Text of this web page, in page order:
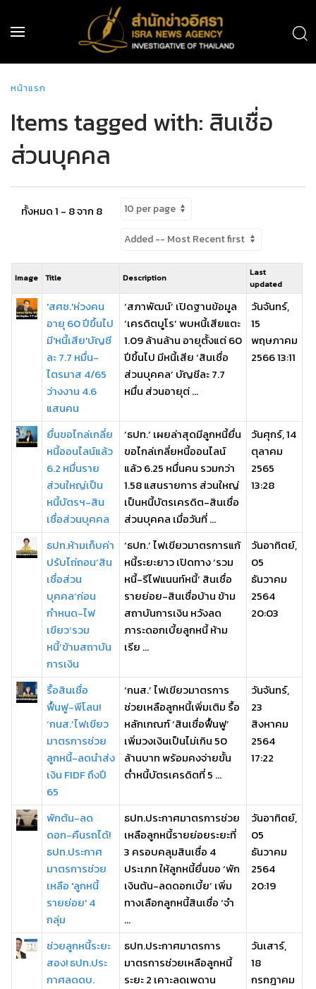
หน้าแรก
Items tagged with: สินเชื่อ
ส่วนบุคคล
ทั้งหมด 1 - 8 จาก 8
Image Title Description
Last
updated
'สศช.'ห่วงคน
อายุ 60 ปีขึ้นไป
มี'หนี้เสีย'บัญชี
ละ 7.7 หมื่น-
ไตรมาส 4/65
ว่างงาน 4.6
แสนคน
‘สภาพัฒน์’ เปิดฐานข้อมูล
‘เครดิตบูโร’ พบหนี้เสียแตะ
1.09 ล้านล้าน อายุตั้งแต่ 60
ปีขึ้นไป มีหนี้เสีย ‘สินเชื่อ
ส่วนบุคคล’ บัญชีละ 7.7
หมื่น ส่วนอายุต่ ...
วันจันทร์,
15
พฤษภาคม
2566 13:11
ยื่นขอไกล่เกลี่ย
หนี้ออนไลน์แล้ว
6.2 หมื่นราย
ส่วนใหญ่เป็น
หนี้บัตรฯ-สิน
เชื่อส่วนบุคคล
‘ธปท.’ เผยล่าสุดมีลูกหนี้ยื่น
ขอไกล่เกลี่ยหนี้ออนไลน์
แล้ว 6.25 หมื่นคน รวมกว่า
1.58 แสนรายการ ส่วนใหญ่
เป็นหนี้บัตรเครดิต-สินเชื่อ
ส่วนบุคคล เมื่อวันที่ ...
วันศุกร์, 14
ตุลาคม
2565
13:28
ธปท.ห้ามเก็บค่า
ปรับไถ่ถอน‘สิน
เชื่อส่วน
บุคคล’ก่อน
กำหนด-ไฟ
เขียว‘รวม
หนี้’ข้ามสถาบัน
การเงิน
‘ธปท.’ ไฟเขียวมาตรการแก้
หนี้ระยะยาว เปิดทาง ‘รวม
หนี้-รีไฟแนนท์หนี้’ สินเชื่อ
รายย่อย-สินเชื่อบ้าน ข้าม
สถาบันการเงิน หวังลด
ภาระดอกเบี้ยลูกหนี้ ห้าม
เรีย ...
วันอาทิตย์,
05
ธันวาคม
2564
20:03
รื้อสินเชื่อ
ฟื้นฟู-พีโลน!
‘กนส.’ไฟเขียว
มาตรการช่วย
ลูกหนี้-ลดนำส่ง
เงิน FIDF ถึงปี
65
‘กนส.’ ไฟเขียวมาตรการ
ช่วยเหลือลูกหนี้เพิ่มเติม รื้อ
หลักเกณฑ์ ‘สินเชื่อฟื้นฟู’
เพิ่มวงเงินเป็นไม่เกิน 50
ล้านบาท พร้อมคงจ่ายขั้น
ต่ำหนี้บัตรเครดิตที่ 5 ...
วันจันทร์,
23
สิงหาคม
2564
17:22
พักต้น-ลด
ดอก-คืนรถได้!
ธปท.ประกาศ
มาตรการช่วย
เหลือ 'ลูกหนี้
รายย่อย' 4
กลุ่ม
ธปท.ประกาศมาตรการช่วย
เหลือลูกหนี้รายย่อยระยะที่
3 ครอบคลุมสินเชื่อ 4
ประเภท ให้ลูกหนี้ยื่นขอ ‘พัก
เงินต้น-ลดดอกเบี้ย’ เพิ่ม
ทางเลือกลูกหนี้สินเชื่อ ‘จำ
...
วันอาทิตย์,
05
ธันวาคม
2564
20:19
ช่วยลูกหนี้ระยะ
สอง! ธปท.ประ
กาศลดดบ.
ธปท.ประกาศมาตรการ
มาตรการช่วยเหลือลูกหนี้
ระยะ 2 เคาะลดเพดาน
วันเสาร์,
18
กรกฎาคม